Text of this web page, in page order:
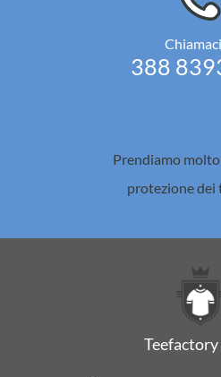
388
Prendiamo
protezione dei